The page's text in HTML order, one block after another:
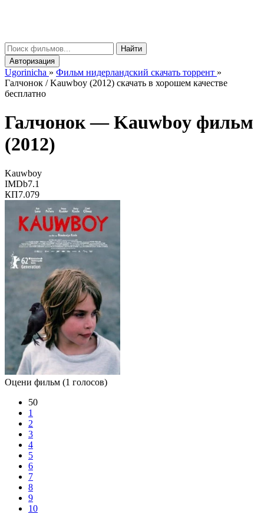
Найти
Авторизация
Ugorinicha » Фильм нидерландский скачать торрент »
Галчонок / Kauwboy (2012) скачать в хорошем качестве
бесплатно
Галчонок —Kauwboy фильм
(2012)
Kauwboy
IMDb7.1
КП7.079
Оцени фильм (1 голосов)
50
1
2
3
4
5
6
7
8
9
10